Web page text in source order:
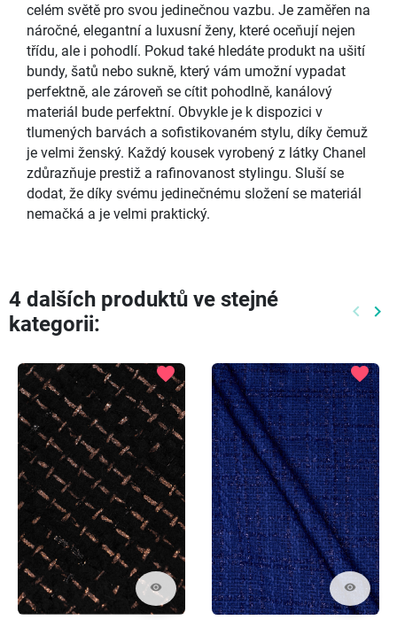
celém světě pro svou jedinečnou vazbu. Je zaměřen na
náročné, elegantní a luxusní ženy, které oceňují nejen
třídu, ale i pohodlí. Pokud také hledáte produkt na ušití
bundy, šatů nebo sukně, který vám umožní vypadat
perfektně, ale zároveň se cítit pohodlně, kanálový
materiál bude perfektní. Obvykle je k dispozici v
tlumených barvách a sofistikovaném stylu, díky čemuž
je velmi ženský. Každý kousek vyrobený z látky Chanel
zdůrazňuje prestiž a rafinovanost stylingu. Sluší se
dodat, že díky svému jedinečnému složení se materiál
nemačká a je velmi praktický.
4 dalších produktů ve stejné
kategorii:
keyboard_arrow_left keyboard_arrow_right
visibility
favorite
visibility
favorite